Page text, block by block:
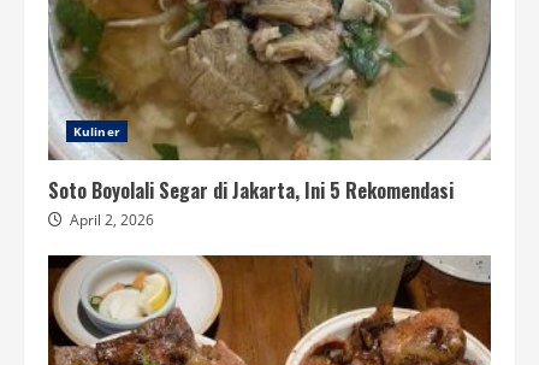
Kuliner
Soto Boyolali Segar di Jakarta, Ini 5 Rekomendasi
April 2, 2026